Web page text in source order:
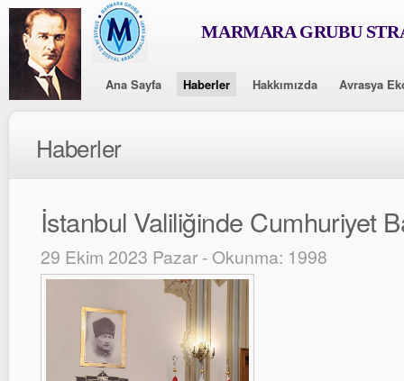
MARMARA GRUBU
Ana Sayfa Haberler Hakkımızda Avrasya
Haberler
İstanbul Valiliğinde Cumhuriyet
29 Ekim 2023 Pazar - Okunma: 1998